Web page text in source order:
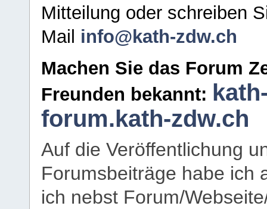
Mitteilung oder schreiben
Mail info@kath-zdw.ch
Machen Sie das Forum
Freunden bekannt:
forum.kath-zdw.ch
Auf die Veröffentlichung
Forumsbeiträge habe ich
ich nebst Forum/